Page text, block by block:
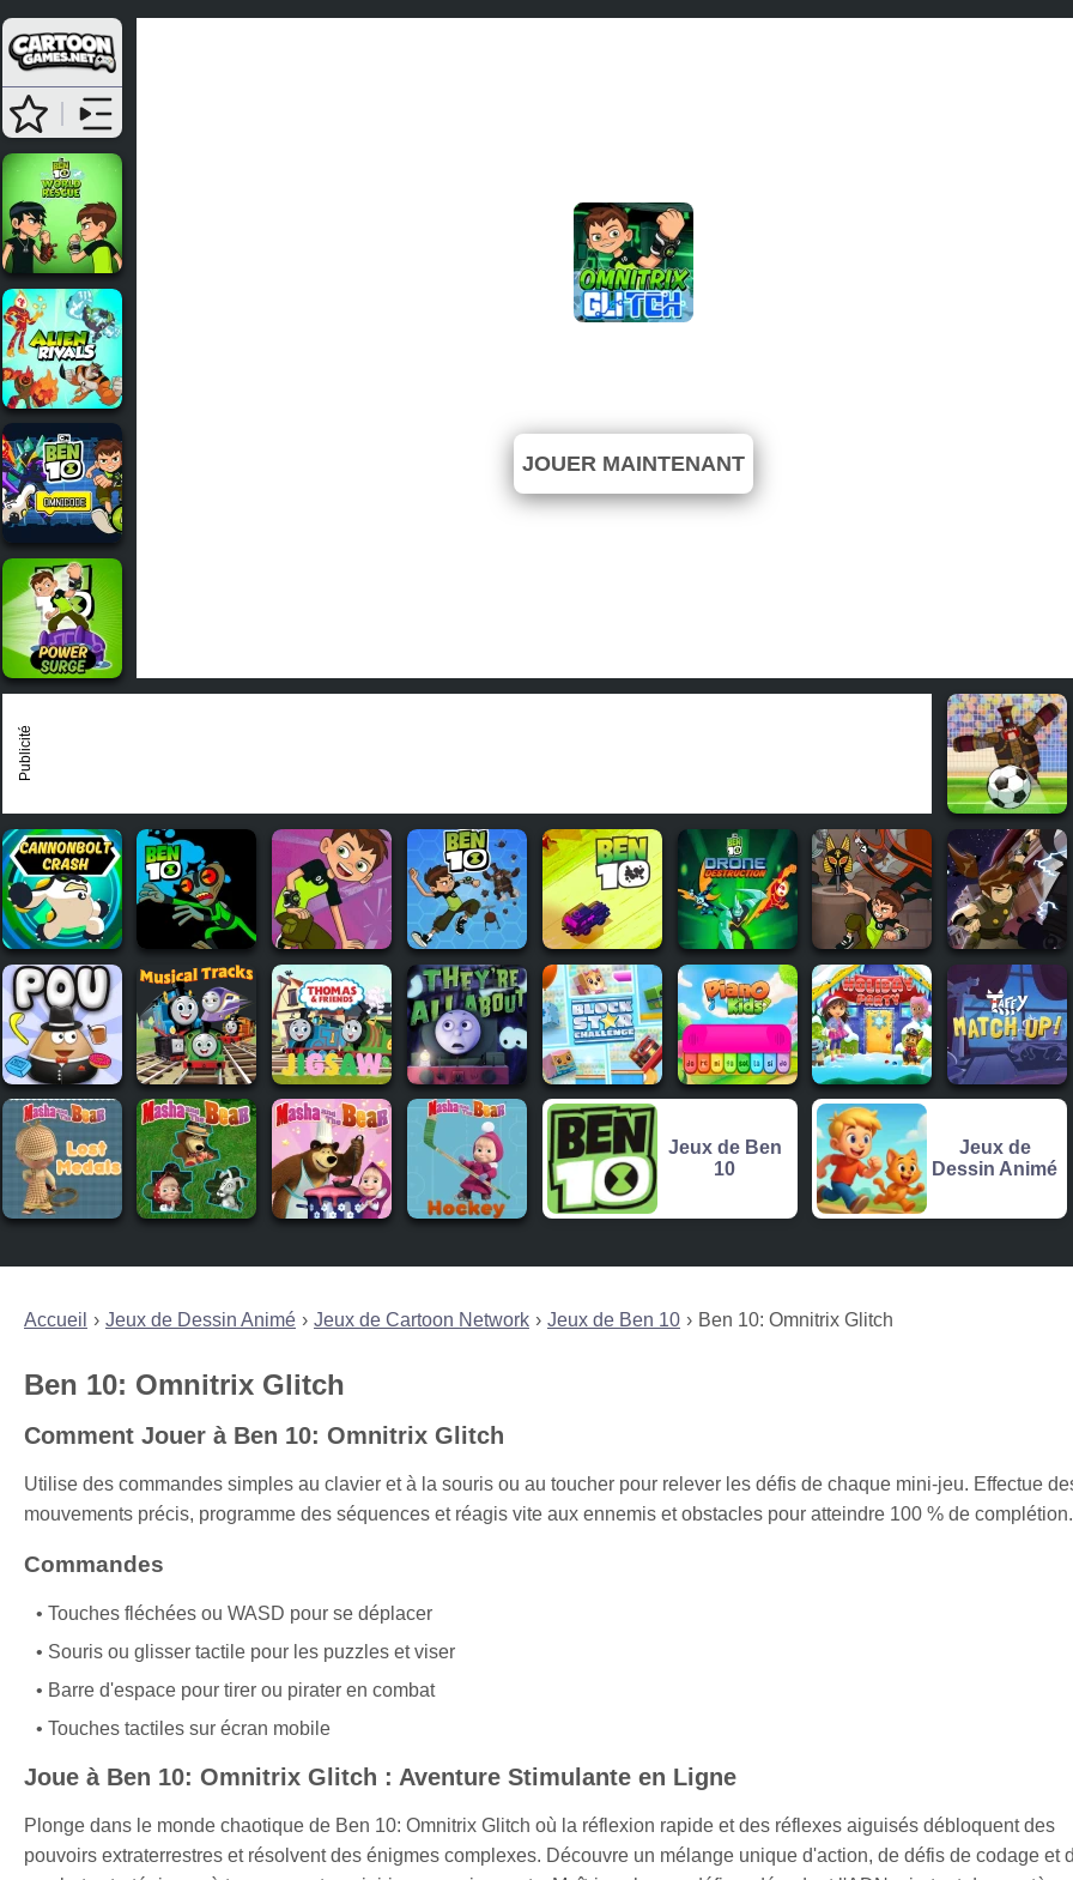
Accueil Jeux de Dessin Animé Jeux de Cartoon Network Jeux de Ben 10 Ben 10: Omnitrix Glitch
Ben 10: Omnitrix Glitch
Comment Jouer à Ben 10: Omnitrix Glitch
Utilise des commandes simples au clavier et à la souris ou au toucher pour relever les défis de chaque mini-jeu. Effectue
mouvements précis, programme des séquences et réagis vite aux ennemis et obstacles pour atteindre 100 % de complétion.
Commandes
Touches fléchées ou WASD pour se déplacer
Souris ou glisser tactile pour les puzzles et viser
Barre d'espace pour tirer ou pirater en combat
Touches tactiles sur écran mobile
Joue à Ben 10: Omnitrix Glitch : Aventure Stimulante en Ligne
Plonge dans le monde chaotique de Ben 10: Omnitrix Glitch où la réflexion rapide et des réflexes aiguisés débloquent des
pouvoirs extraterrestres et résolvent des énigmes complexes. Découvre un mélange unique d'action, de défis de codage et
JOUER MAINTENANT
Publicité
Jeux de Ben
10
Jeux de
Dessin Animé